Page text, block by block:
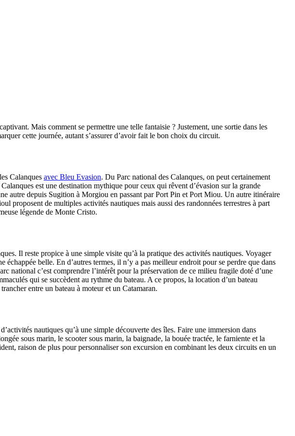
Mais comment se permettre une telle fantaisie ? Justement, une sortie dans les
cette journée, autant s’assurer d’avoir fait le bon choix du circuit.
Calanques avec Bleu Evasion. Du Parc national des Calanques, on peut certainement
est une destination mythique pour ceux qui rêvent d’évasion sur la grande
autre depuis Sugition à Morgiou en passant par Port Pin et Port Miou. Un autre itinéraire
proposent de multiples activités nautiques mais aussi des randonnées terrestres à part
légende de Monte Cristo.
Il reste propice à une simple visite qu’à la pratique des activités nautiques. Voyager
belle. En d’autres termes, il n’y a pas meilleur endroit pour se perdre que dans
national c’est comprendre l’intérêt pour la préservation de ce milieu fragile doté d’une
qui se succèdent au rythme du bateau. A ce propos, la location d’un bateau
entre un bateau à moteur et un Catamaran.
nautiques qu’à une simple découverte des îles. Faire une immersion dans
sous marin, le scooter sous marin, la baignade, la bouée tractée, le farniente et la
raison de plus pour personnaliser son excursion en combinant les deux circuits en un